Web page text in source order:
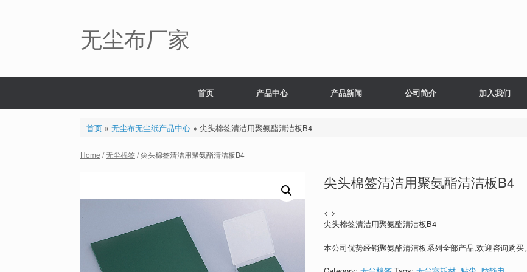
无尘布厂家
首页 产品中心 产品新闻 公司简介 加入我们
首页» 无尘布无尘纸产品中心» 尖头棉签清洁用聚氨酯清洁板B4
Home /无尘棉签/ 尖头棉签清洁用聚氨酯清洁板B4
尖头棉签清洁用聚氨酯清洁板B4
< >
尖头棉签清洁用聚氨酯清洁板B4
本公司优势经销聚氨酯清洁板系列全部产品,欢迎咨询购买。